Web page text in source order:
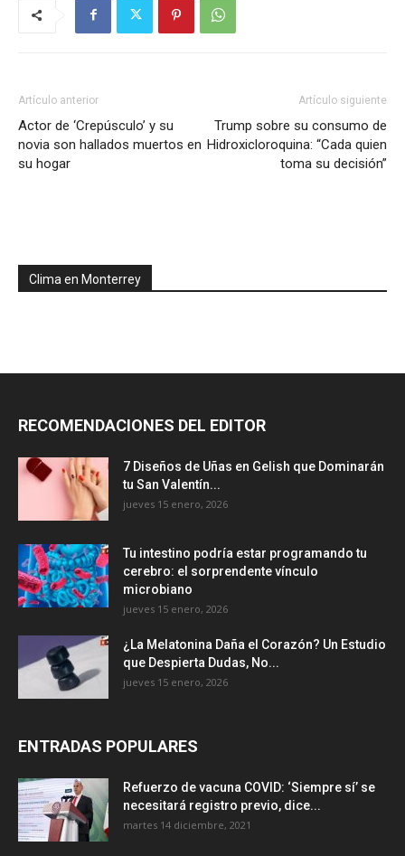
Artículo anterior
Actor de ‘Crepúsculo’ y su
novia son hallados muertos en
su hogar
Artículo siguiente
Trump sobre su consumo de
Hidroxicloroquina: “Cada quien
toma su decisión”
Clima en Monterrey
RECOMENDACIONES DEL EDITOR
7 Diseños de Uñas en Gelish que Dominarán
tu San Valentín...
jueves 15 enero, 2026
Tu intestino podría estar programando tu
cerebro: el sorprendente vínculo
microbiano
jueves 15 enero, 2026
¿La Melatonina Daña el Corazón? Un Estudio
que Despierta Dudas, No...
jueves 15 enero, 2026
ENTRADAS POPULARES
Refuerzo de vacuna COVID: ‘Siempre sí’ se
necesitará registro previo, dice...
martes 14 diciembre, 2021